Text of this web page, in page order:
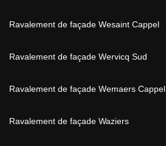
Ravalement de façade Wesaint Cappel
Ravalement de façade Wervicq Sud
Ravalement de façade Wemaers Cappel
Ravalement de façade Waziers